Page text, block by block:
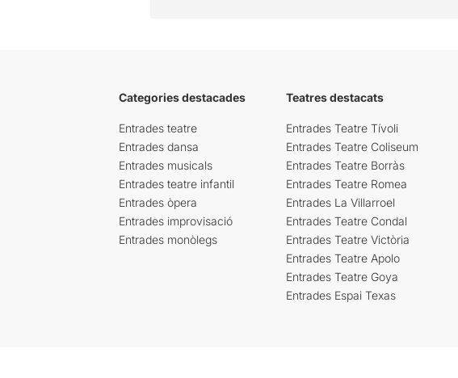
Categories destacades
Entrades teatre
Entrades dansa
Entrades musicals
Entrades teatre infantil
Entrades òpera
Entrades improvisació
Entrades monòlegs
Teatres destacats
Entrades Teatre Tívoli
Entrades Teatre Coliseum
Entrades Teatre Borràs
Entrades Teatre Romea
Entrades La Villarroel
Entrades Teatre Condal
Entrades Teatre Victòria
Entrades Teatre Apolo
Entrades Teatre Goya
Entrades Espai Texas